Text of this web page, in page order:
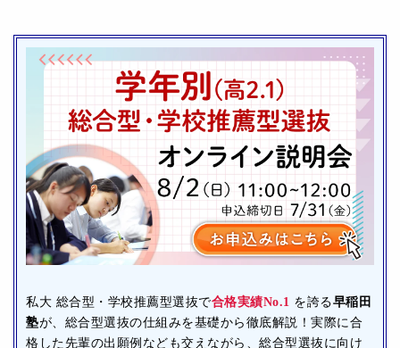
私大 総合型・学校推薦型選抜で合格実績No.1 を誇る早稲田
塾が、総合型選抜の仕組みを基礎から徹底解説！実際に合
格した先輩の出願例なども交えながら、総合型選抜に向け